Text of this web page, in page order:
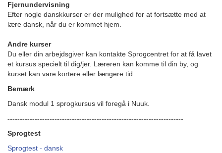
Fjernundervisning
Efter nogle danskkurser er der mulighed for at fortsætte med at
lære dansk, når du er kommet hjem.
Andre kurser
Du eller din arbejdsgiver kan kontakte Sprogcentret for at få lavet
et kursus specielt til dig/jer. Læreren kan komme til din by, og
kurset kan vare kortere eller længere tid.
Bemærk
Dansk modul 1 sprogkursus vil foregå i Nuuk.
-----------------------------------------------------------------------
Sprogtest
Sprogtest - dansk